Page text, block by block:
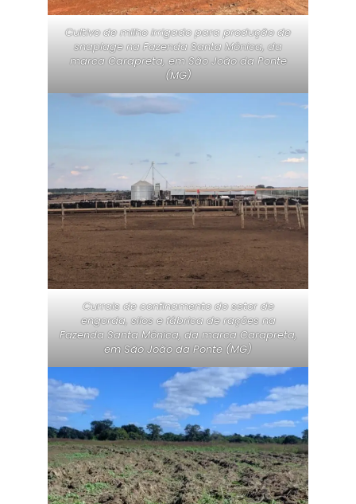
Cultivo de milho irrigado para produção de
snaplage na Fazenda Santa Mônica, da
marca Carapreta, em São João da Ponte
(MG)
Currais de confinamento do setor de
engorda, silos e fábrica de rações na
Fazenda Santa Mônica, da marca Carapreta,
em São João da Ponte (MG)